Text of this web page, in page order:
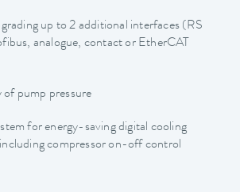
up to 2 additional interfaces (RS
analogue, contact or EtherCAT
of pump pressure
for energy-saving digital cooling
compressor on-off control